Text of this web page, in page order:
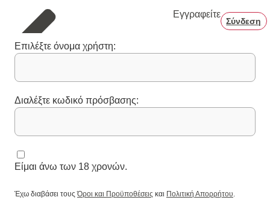
Εγγραφείτε
Σύνδεση
Επιλέξτε όνομα χρήστη:
Διαλέξτε κωδικό πρόσβασης:
Είμαι άνω των 18 χρονών.
Έχω διαβάσει τουςΌροι και Προϋποθέσεις και Πολιτική Απορρήτου.